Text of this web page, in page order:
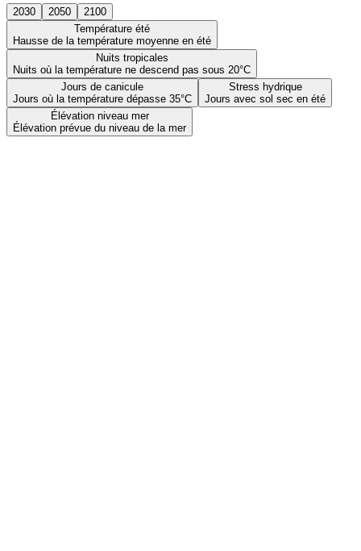
2030 2050
2100
Température été
Hausse de la température moyenne en été
Nuits tropicales
Nuits où la température ne descend pas sous 20°C
Jours de canicule
Jours où la température dépasse 35°C
Stress hydrique
Jours avec sol sec en été
Élévation niveau mer
Élévation prévue du niveau de la mer